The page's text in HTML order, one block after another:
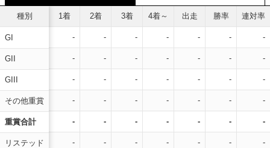
種別
GI
GII
GIII
その他重賞
重賞合計
リステッド
1着 2着 3着 4着～ 出走 勝率 連対率
- - - - - - -
- - - - - - -
- - - - - - -
- - - - - - -
- - - - - - -
- - - - - - -